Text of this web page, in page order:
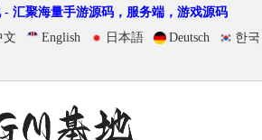
汇聚海量手游源码，服务端，游戏源码
文 English 日本語 Deutsch 한